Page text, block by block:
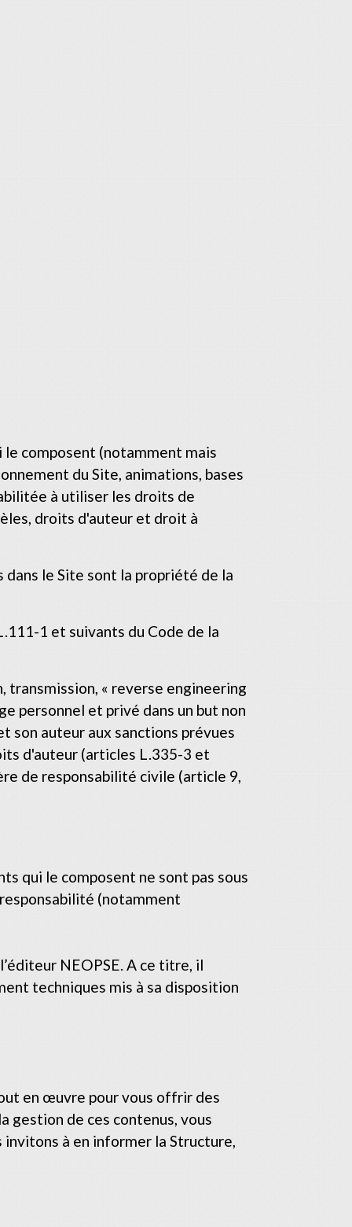
le composent (notamment mais
du Site, animations, bases
à utiliser les droits de
droits d'auteur et droit à
le Site sont la propriété de la
1 et suivants du Code de la
« reverse engineering
personnel et privé dans un but non
auteur aux sanctions prévues
d'auteur (articles L.335-3 et
de responsabilité civile (article 9,
qui le composent ne sont pas sous
(notamment
NEOPSE. A ce titre, il
techniques mis à sa disposition
en œuvre pour vous offrir des
gestion de ces contenus, vous
à en informer la Structure,